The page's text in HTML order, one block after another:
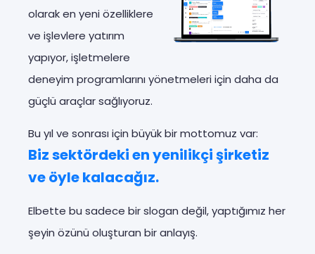
olarak en yeni özelliklere
ve işlevlere yatırım
yapıyor, işletmelere
deneyim programlarını yönetmeleri için daha da
güçlü araçlar sağlıyoruz.
Bu yıl ve sonrası için büyük bir mottomuz var:
Biz sektördeki en yenilikçi şirketiz
ve öyle kalacağız.
Elbette bu sadece bir slogan değil, yaptığımız her
şeyin özünü oluşturan bir anlayış.